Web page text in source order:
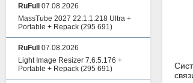
RuFull
07.08.2026
MassTube 2027 22.1.1.218 Ultra +
Portable + Repack (295 691)
RuFull
07.08.2026
Light Image Resizer 7.6.5.176 +
Portable + Repack (295 691)